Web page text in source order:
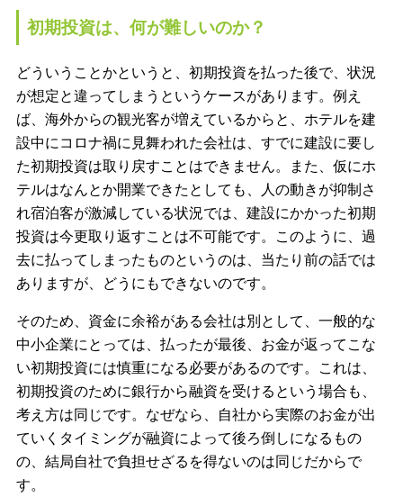
初期投資は、何が難しいのか？
どういうことかというと、初期投資を払った後で、状況
が想定と違ってしまうというケースがあります。例え
ば、海外からの観光客が増えているからと、ホテルを建
設中にコロナ禍に見舞われた会社は、すでに建設に要し
た初期投資は取り戻すことはできません。また、仮にホ
テルはなんとか開業できたとしても、人の動きが抑制さ
れ宿泊客が激減している状況では、建設にかかった初期
投資は今更取り返すことは不可能です。このように、過
去に払ってしまったものというのは、当たり前の話では
ありますが、どうにもできないのです。
そのため、資金に余裕がある会社は別として、一般的な
中小企業にとっては、払ったが最後、お金が返ってこな
い初期投資には慎重になる必要があるのです。これは、
初期投資のために銀行から融資を受けるという場合も、
考え方は同じです。なぜなら、自社から実際のお金が出
ていくタイミングが融資によって後ろ倒しになるもの
の、結局自社で負担せざるを得ないのは同じだからで
す。